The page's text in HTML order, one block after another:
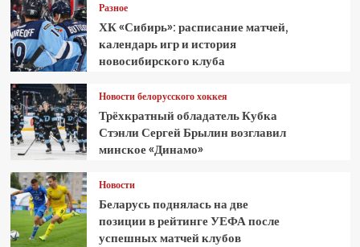
Разное
ХК «Сибирь»: расписание матчей,
календарь игр и история
новосибирского клуба
Новости белорусского хоккея
Трёхкратный обладатель Кубка
Стэнли Сергей Брылин возглавил
минское «Динамо»
Новости
Беларусь поднялась на две
позиции в рейтинге УЕФА после
успешных матчей клубов